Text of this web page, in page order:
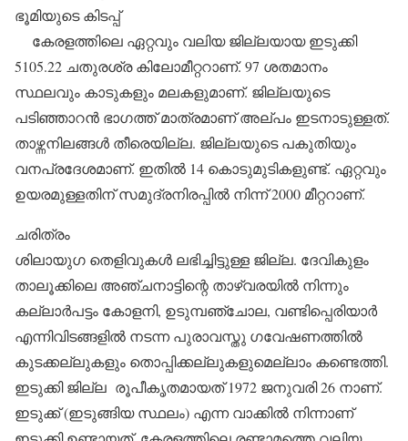
ഭൂമിയുടെ കിടപ്പ്
കേരളത്തിലെ ഏറ്റവും വലിയ ജില്ലയായ ഇടുക്കി
5105.22 ചതുരശ്ര കിലോമീറ്ററാണ്. 97 ശതമാനം
സ്ഥലവും കാടുകളും മലകളുമാണ്. ജില്ലയുടെ
പടിഞ്ഞാറന്‍ ഭാഗത്ത് മാത്രമാണ് അല്പം ഇടനാടുള്ളത്.
താഴ്ന്നനിലങ്ങള്‍ തീരെയില്ല. ജില്ലയുടെ പകുതിയും
വനപ്രദേശമാണ്. ഇതില്‍ 14 കൊടുമുടികളുണ്ട്. ഏറ്റവും
ഉയരമുള്ളതിന് സമുദ്രനിരപ്പില്‍ നിന്ന് 2000 മീറ്ററാണ്.
ചരിത്രം
ശിലായുഗ തെളിവുകള്‍ ലഭിച്ചിട്ടുള്ള ജില്ല. ദേവികുളം
താലൂക്കിലെ അഞ്ചനാട്ടിന്റെ താഴ്‌വരയില്‍ നിന്നും
കല്ലാര്‍പട്ടം കോളനി, ഉടുമ്പഞ്ചോല, വണ്ടിപ്പെരിയാര്‍
എന്നിവിടങ്ങളില്‍ നടന്ന പുരാവസ്തു ഗവേഷണത്തില്‍
കുടക്കല്ലുകളും തൊപ്പിക്കല്ലുകളുമെല്ലാം കണ്ടെത്തി.
ഇടുക്കി ജില്ല രൂപീകൃതമായത് 1972 ജനുവരി 26 നാണ്.
ഇടുക്ക് (ഇടുങ്ങിയ സ്ഥലം) എന്ന വാക്കില്‍ നിന്നാണ്